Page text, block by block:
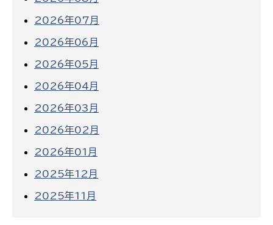
2026年07月
2026年06月
2026年05月
2026年04月
2026年03月
2026年02月
2026年01月
2025年12月
2025年11月